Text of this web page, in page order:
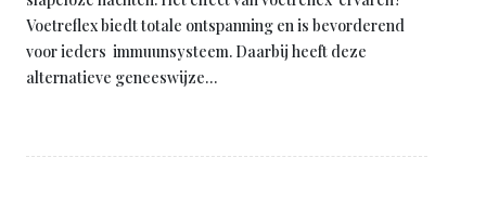
Voetreflex biedt totale ontspanning en is bevorderend
voor ieders immuunsysteem. Daarbij heeft deze
alternatieve geneeswijze…